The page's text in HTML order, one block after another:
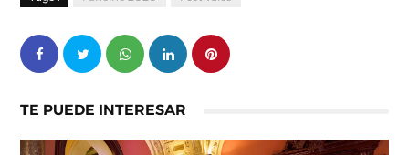
TE PUEDE INTERESAR